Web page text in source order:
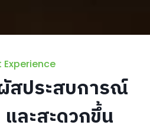
Experience
สประสบการณ์
ละสะดวกขึ้น